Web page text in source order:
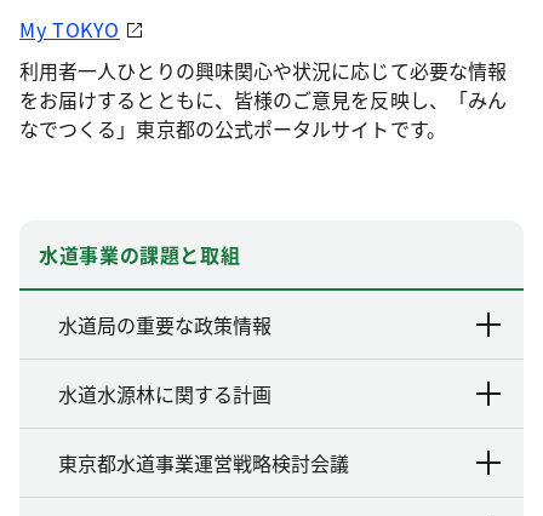
My TOKYO
利用者一人ひとりの興味関心や状況に応じて必要な情報
をお届けするとともに、皆様のご意見を反映し、「みん
なでつくる」東京都の公式ポータルサイトです。
水道事業の課題と取組
水道局の重要な政策情報
水道水源林に関する計画
東京都水道事業運営戦略検討会議